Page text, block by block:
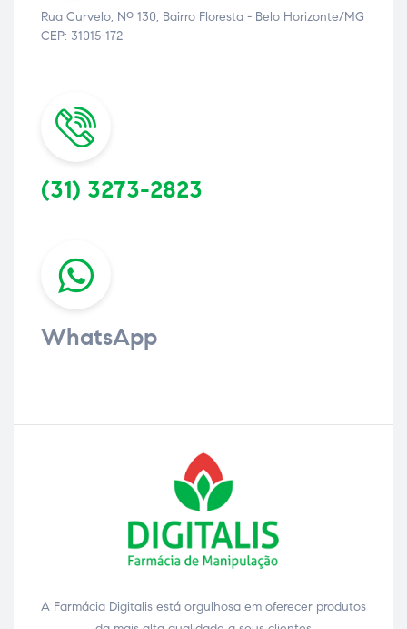
Rua Curvelo, Nº 130, Bairro Floresta - Belo Horizonte/MG
CEP: 31015-172
(31) 3273-2823
WhatsApp
A Farmácia Digitalis está orgulhosa em oferecer produtos